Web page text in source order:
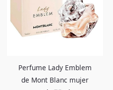
Perfume Lady Emblem
de Mont Blanc mujer